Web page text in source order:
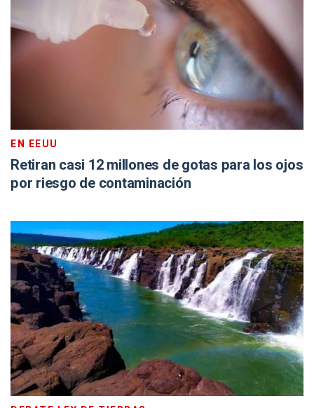
EN EEUU
Retiran casi 12 millones de gotas para los ojos
por riesgo de contaminación